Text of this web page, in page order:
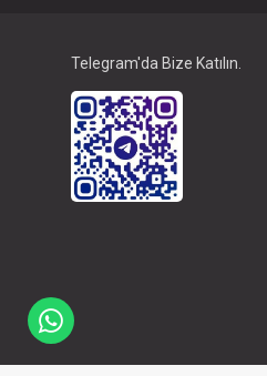
Telegram'da Bize Katılın.